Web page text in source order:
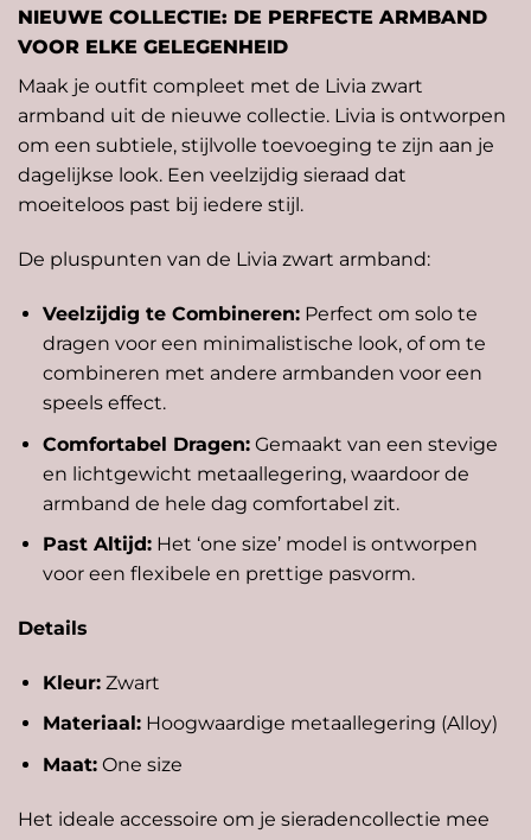
NIEUWE COLLECTIE: DE PERFECTE ARMBAND
VOOR ELKE GELEGENHEID
Maak je outfit compleet met de Livia zwart
armband uit de nieuwe collectie. Livia is ontworpen
om een subtiele, stijlvolle toevoeging te zijn aan je
dagelijkse look. Een veelzijdig sieraad dat
moeiteloos past bij iedere stijl.
De pluspunten van de Livia zwart armband:
Veelzijdig te Combineren:Perfect om solo te
dragen voor een minimalistische look, of om te
combineren met andere armbanden voor een
speels effect.
Comfortabel Dragen:Gemaakt van een stevige
en lichtgewicht metaallegering, waardoor de
armband de hele dag comfortabel zit.
Past Altijd:Het ‘one size’ model is ontworpen
voor een flexibele en prettige pasvorm.
Details
Kleur:Zwart
Materiaal:Hoogwaardige metaallegering (Alloy)
Maat:One size
Het ideale accessoire om je sieradencollectie mee